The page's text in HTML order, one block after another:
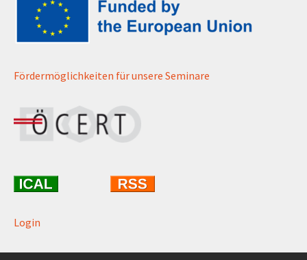
Fördermöglichkeiten für unsere Seminare
Login